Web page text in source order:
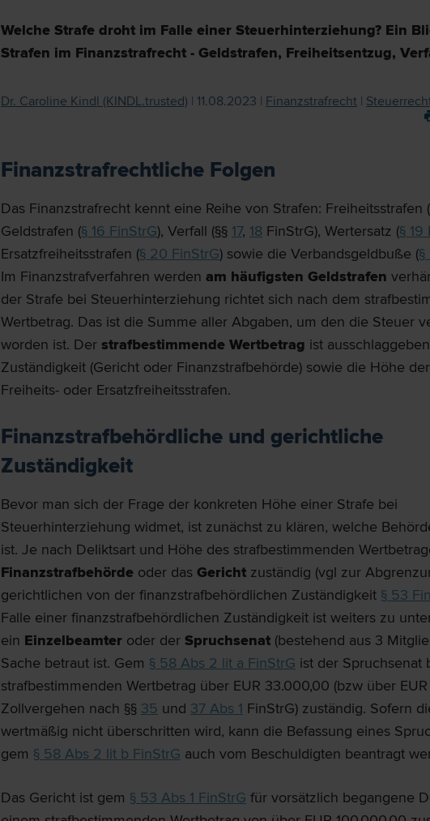
Welche Strafe droht im Falle einer Steuerhinterziehung? Ein
Strafen im Finanzstrafrecht - Geldstrafen, Freiheitsentzug,
Dr. Caroline Kindl (KINDL.trusted) | 11.08.2023 | Finanzstrafrecht |
Finanzstrafrechtliche Folgen
Das Finanzstrafrecht kennt eine Reihe von Strafen: Freiheitsstrafen (
Geldstrafen (§ 16 FinStrG), Verfall (§§ 17, 18 FinStrG), Wertersatz (§ 19
Ersatzfreiheitsstrafen (§ 20 FinStrG) sowie die Verbandsgeldbuße (
Im Finanzstrafverfahren werden am häufigsten Geldstrafen
der Strafe bei Steuerhinterziehung richtet sich nach dem
Wertbetrag. Das ist die Summe aller Abgaben, um den die Steuer
worden ist. Der strafbestimmende Wertbetrag ist
Zuständigkeit (Gericht oder Finanzstrafbehörde) sowie die Höhe
Freiheits- oder Ersatzfreiheitsstrafen.
Finanzstrafbehördliche und gerichtliche
Zuständigkeit
Bevor man sich der Frage der konkreten Höhe einer Strafe bei
Steuerhinterziehung widmet, ist zunächst zu klären, welche
ist. Je nach Deliktsart und Höhe des strafbestimmenden
Finanzstrafbehörde oder das Gericht zuständig (vgl zur
gerichtlichen von der finanzstrafbehördlichen Zuständigkeit § 53
Falle einer finanzstrafbehördlichen Zuständigkeit ist weiters zu
ein Einzelbeamter oder der Spruchsenat (bestehend aus 3
Sache betraut ist. Gem § 58 Abs 2 lit a FinStrG ist der Spruchsenat
strafbestimmenden Wertbetrag über EUR 33.000,00 (bzw über
Zollvergehen nach §§ 35 und 37 Abs 1 FinStrG) zuständig. Sofern
wertmäßig nicht überschritten wird, kann die Befassung eines
gem § 58 Abs 2 lit b FinStrG auch vom Beschuldigten beantragt
Das Gericht ist gem § 53 Abs 1 FinStrG für vorsätzlich begangene